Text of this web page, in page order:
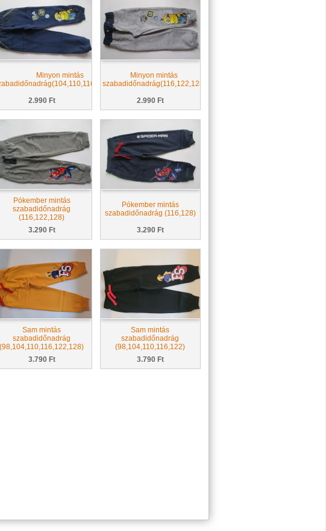
Minyon mintás
2.990 Ft
Minyon mintás
szabadidőnadrág(116,122,128)
2.990 Ft
Pókember mintás
szabadidőnadrág
(116,122,128)
3.290 Ft
Pókember mintás
szabadidőnadrág (116,128)
3.290 Ft
Sam mintás
szabadidőnadrág
(98,104,110,116,122,128)
3.790 Ft
Sam mintás
szabadidőnadrág
(98,104,110,116,122)
3.790 Ft